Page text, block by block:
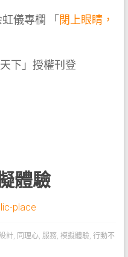
儀專欄 「 閉上眼睛，
下」授權刊登
體驗
place
計, 同理心, 服務, 模擬體驗, 行動不